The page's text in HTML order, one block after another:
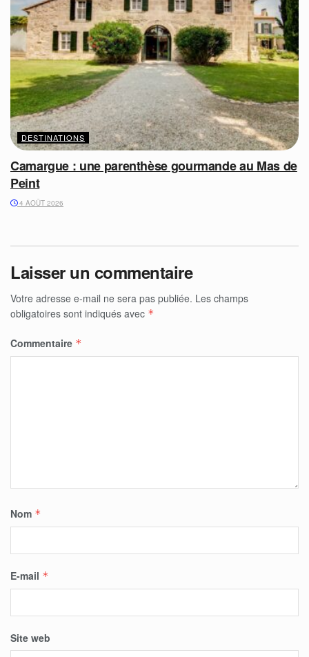
DESTINATIONS
Camargue : une parenthèse gourmande au Mas de
Peint
4 AOÛT 2026
Laisser un commentaire
Votre adresse e-mail ne sera pas publiée. Les champs
obligatoires sont indiqués avec *
Commentaire *
Nom *
E-mail *
Site web